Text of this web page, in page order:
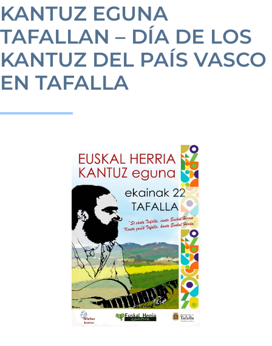
Galería
Contacto
KANTUZ EGUNA
TAFALLAN – DÍA DE LOS
KANTUZ DEL PAÍS VASCO
EN TAFALLA